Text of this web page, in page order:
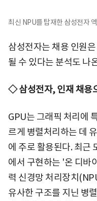
최신 NPU를 탑재한 삼성전자
삼성전자는 채용 인원
될 수 있다는 분석도 나
◇ 삼성전자, 인재 채용
GPU는 그래픽 처리에
르게 병렬처리하는 데
에 주로 활용된다. 최근
에서 구현하는 '온 디바
력 신경망 처리장치
유사한 구조를 지닌 병